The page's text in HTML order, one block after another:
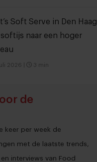
Soft Serve in Den Haag
naar een hoger
2026 3 min
de
keer per week de
met de laatste trends,
interviews van Food